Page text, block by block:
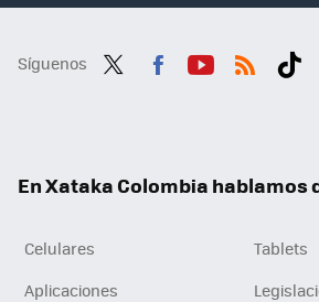
Síguenos
En Xataka Colombia hablamos
Celulares
Tablets
Aplicaciones